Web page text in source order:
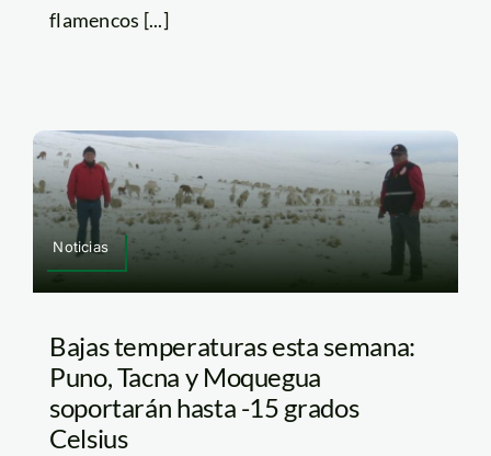
flamencos [...]
Noticias
Bajas temperaturas esta semana:
Puno, Tacna y Moquegua
soportarán hasta -15 grados
Celsius